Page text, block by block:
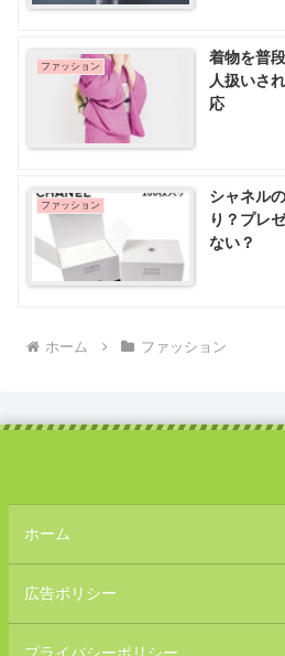
ファッション
着物を普
人扱いさ
応
ファッション
シャネル
り？プレ
ない？
ホーム ファッション
ホーム
広告ポリシー